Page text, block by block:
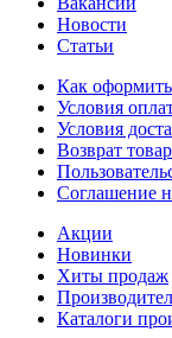
Новости
Статьи
Как оформить
Условия
Условия
Возврат
Соглашение
Акции
Новинки
Хиты продаж
Каталоги